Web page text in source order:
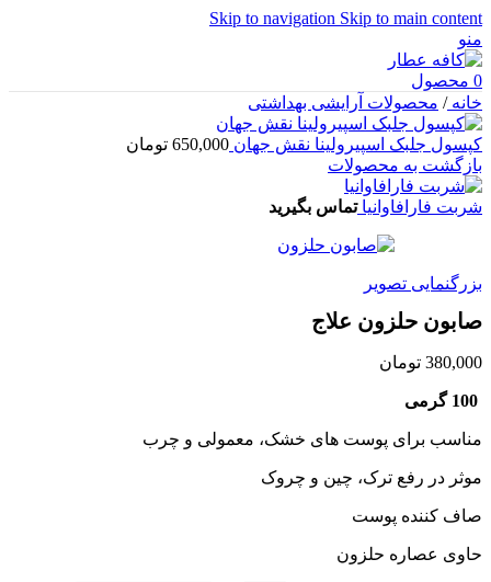
Skip to navigation Skip to main content
منو
0 محصول
خانه/ محصولات آرایشی بهداشتی
کپسول جلبک اسپیرولینا نقش جهان 650,000 تومان
بازگشت به محصولات
شربت فارافاوانیاتماس بگیرید
بزرگنمایی تصویر
صابون حلزون علاج
380,000 تومان
مناسب برای پوست های خشک، معمولی و چرب
موثر در رفع ترک، چین و چروک
صاف کننده پوست
حاوی عصاره حلزون